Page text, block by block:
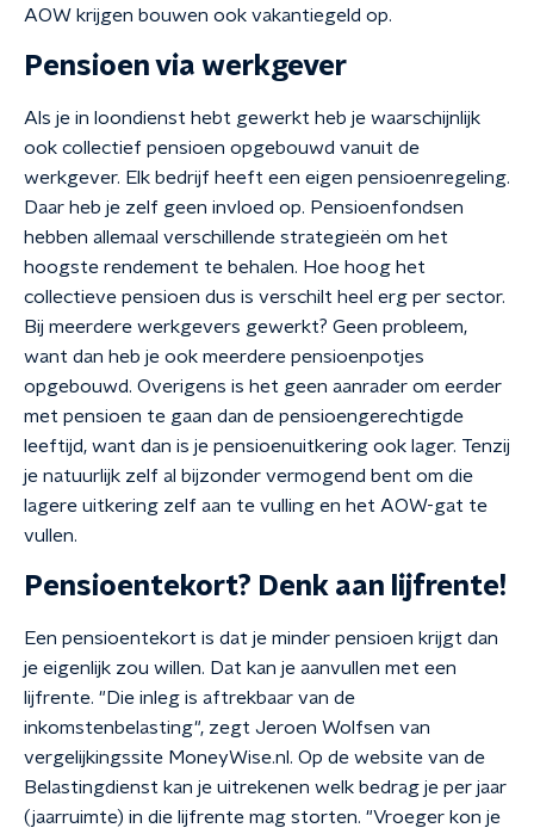
AOW krijgen bouwen ook vakantiegeld op.
Pensioen via werkgever
Als je in loondienst hebt gewerkt heb je waarschijnlijk
ook collectief pensioen opgebouwd vanuit de
werkgever. Elk bedrijf heeft een eigen pensioenregeling.
Daar heb je zelf geen invloed op. Pensioenfondsen
hebben allemaal verschillende strategieën om het
hoogste rendement te behalen. Hoe hoog het
collectieve pensioen dus is verschilt heel erg per sector.
Bij meerdere werkgevers gewerkt? Geen probleem,
want dan heb je ook meerdere pensioenpotjes
opgebouwd. Overigens is het geen aanrader om eerder
met pensioen te gaan dan de pensioengerechtigde
leeftijd, want dan is je pensioenuitkering ook lager. Tenzij
je natuurlijk zelf al bijzonder vermogend bent om die
lagere uitkering zelf aan te vulling en het AOW-gat te
vullen.
Pensioentekort? Denk aan lijfrente!
Een pensioentekort is dat je minder pensioen krijgt dan
je eigenlijk zou willen. Dat kan je aanvullen met een
lijfrente. "Die inleg is aftrekbaar van de
inkomstenbelasting", zegt Jeroen Wolfsen van
vergelijkingssite MoneyWise.nl. Op de website van de
Belastingdienst kan je uitrekenen welk bedrag je per jaar
(jaarruimte) in die lijfrente mag storten. "Vroeger kon je